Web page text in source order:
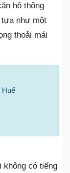
hộ thông
như một
thoải mái
Huế
không có tiếng